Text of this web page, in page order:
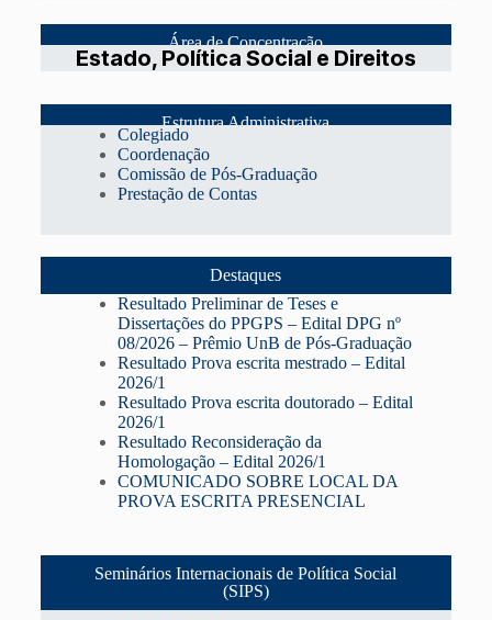
Área de Concentração
Estado, Política Social e Direitos
Estrutura Administrativa
Colegiado
Coordenação
Comissão de Pós-Graduação
Prestação de Contas
Destaques
Resultado Preliminar de Teses e
Dissertações do PPGPS – Edital DPG nº
08/2026 – Prêmio UnB de Pós-Graduação
Resultado Prova escrita mestrado – Edital
2026/1
Resultado Prova escrita doutorado – Edital
2026/1
Resultado Reconsideração da
Homologação – Edital 2026/1
COMUNICADO SOBRE LOCAL DA
PROVA ESCRITA PRESENCIAL
Seminários Internacionais de Política Social
(SIPS)